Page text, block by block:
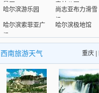
景区
森林公园
哈尔滨游乐园
尚志亚布力滑雪
场
哈尔滨索菲亚广
场
哈尔滨极地馆
重庆
西南旅游天气